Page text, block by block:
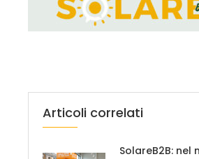
Articoli correlati
SolareB2B: nel